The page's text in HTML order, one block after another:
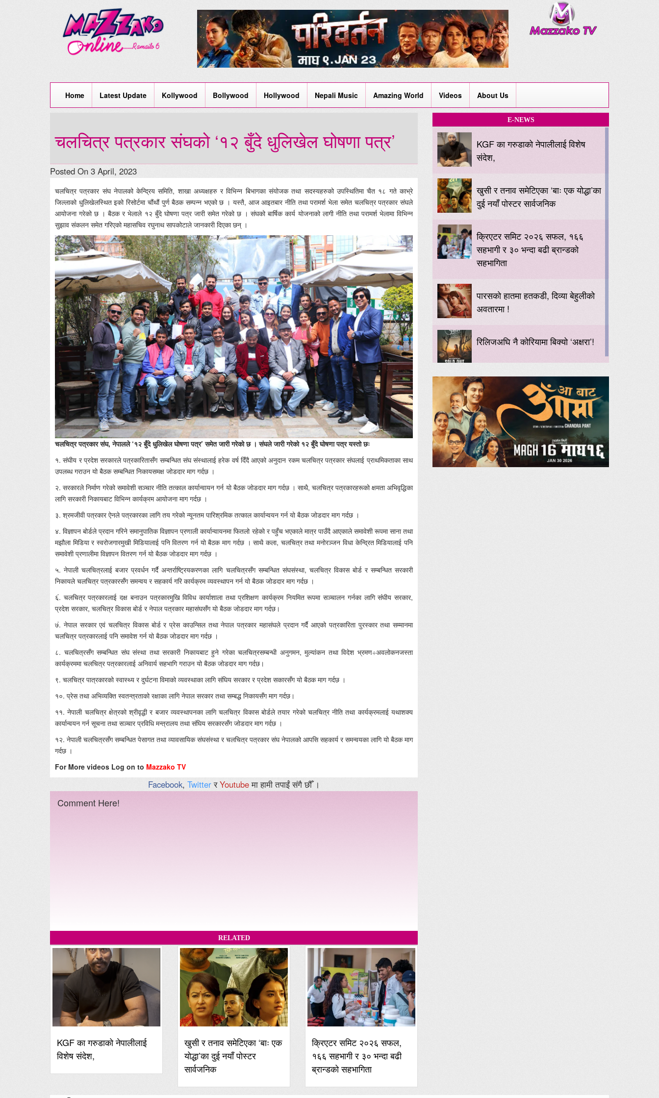
Home Latest Update Kollywood Bollywood Hollywood Nepali Music Amazing World Videos About Us
चलचित्र पत्रकार संघको ‘१२ बुँदे धुलिखेल घोषणा पत्र’
Posted On 3 April, 2023
चलचित्र पत्रकार संघ नेपालको केन्द्रिय समिति, शाखा अध्यक्षहरु र विभिन्न बिभागका संयोजक तथा सदस्यहरुको उपस्थितिमा चैत १८ गते काभ्रे
जिल्लाको धुलिखेलस्थित इको रिसोर्टमा चौंथौं पुर्ण बैठक सम्पन्न भएको छ । यस्तै, आज आइतबार नीति तथा परामर्श भेला समेत चलचित्र पत्रकार संघले
आयोजना गरेको छ । बैठक र भेलाले १२ बुँदे घोषणा पत्र जारी समेत गरेको छ । संघको बार्षिक कार्य योजनाको लागी नीति तथा परामर्श भेलामा विभिन्न
सुझाव संकलन समेत गरिएको महासचिव रघुनाथ सापकोटाले जानकारी दिएका छन् ।
चलचित्र पत्रकार संघ, नेपालले ‘१२ बुँदे धुलिखेल घोषणा पत्र’ समेत जारी गरेको छ । संघले जारी गरेको १२ बुँदे घोषणा पत्र यस्तो छः
१. संघीय र प्रदेश सरकारले पत्रकारितासँग सम्बन्धित संघ संस्थालाई हरेक वर्ष दिँदै आएको अनुदान रकम चलचित्र पत्रकार संघलाई प्राथमिकताका साथ
उपलब्ध गराउन यो बैठक सम्बन्धित निकायसमक्ष जोडदार माग गर्दछ ।
२. सरकारले निर्माण गरेको समावेशी सञ्चार नीति तत्काल कार्यान्वायन गर्न यो बैठक जोडदार माग गर्दछ । साथै, चलचित्र पत्रकारहरूको क्षमता अभिवृद्धिका
लागि सरकारी निकायबाट विभिन्न कार्यक्रम आयोजना माग गर्दछ ।
३. श्रमजीवी पत्रकार ऐनले पत्रकारका लागि तय गरेको न्यूनतम पारिश्रमिक तत्काल कार्यान्वयन गर्न यो बैठक जोडदार माग गर्दछ ।
४. विज्ञापन बोर्डले प्रदान गरिने समानुपातिक विज्ञापन प्रणाली कार्यान्वायनमा फितलो रहेको र पहुँच भएकाले मात्र पाउँदै आएकाले समावेशी रूपमा साना तथा
मझौला मिडिया र स्वरोजगारमुखी मिडियालाई पनि वितरण गर्न यो बैठक माग गर्दछ । साथै कला, चलचित्र तथा मनोरञ्जन विधा केन्द्रित मिडियालाई पनि
समावेशी प्रणालीमा विज्ञापन वितरण गर्न यो बैठक जोडदार माग गर्दछ ।
५. नेपाली चलचित्रलाई बजार प्रवर्धन गर्दै अन्तर्राष्ट्रियकरणका लागि चलचित्रसँग सम्बन्धित संघसंस्था, चलचित्र विकास बोर्ड र सम्बन्धित सरकारी
निकायले चलचित्र पत्रकारसँग समन्वय र सहकार्य गरि कार्यक्रम व्यवस्थापन गर्न यो बैठक जोडदार माग गर्दछ ।
६ं. चलचित्र पत्रकारलाई दक्ष बनाउन पत्रकारमुखि विविध कार्याशाला तथा प्रशिक्षण कार्यक्रम नियमित रूपमा सञ्चालन गर्नका लागि संंघीय सरकार,
प्रदेश सरकार, चलचित्र विकास बोर्ड र नेपाल पत्रकार महासंघसँग यो बैठक जोडदार माग गर्दछ।
७ं. नेपाल सरकार एवं चलचित्र विकास बोर्ड र प्रेस काउन्सिल तथा नेपाल पत्रकार महासंघले प्रदान गर्दै आएको पत्रकारिता पुरस्कार तथा सम्मानमा
चलचित्र पत्रकारलाई पनि समावेश गर्न यो बैठक जोडदार माग गर्दछ ।
८. चलचित्रसँग सम्बन्धित संघ संस्था तथा सरकारी निकायबाट हुने गरेका चलचित्रसम्बन्धी अनुगमन, मुल्यांकन तथा विदेश भ्रमण÷अवलोकनजस्ता
कार्यक्रममा चलचित्र पत्रकारलाई अनिवार्य सहभागि गराउन यो बैठक जोडदार माग गर्दछ।
९. चलचित्र पात्रकारको स्वास्थ्य र दुर्घटना विमाको व्यवस्थाका लागि संघिय सरकार र प्रदेश सकारसँग यो बैठक माग गर्दछ ।
१०. प्रेस तथा अभिव्यक्ति स्वतन्त्रताको रक्षाका लागि नेपाल सरकार तथा सम्बद्ध निकायसँग माग गर्दछ।
११. नेपाली चलचित्र क्षेत्रको श्रीवृद्धी र बजार व्यवस्थापनका लागि चलचित्र विकास बोर्डले तयार गरेको चलचित्र नीति तथा कार्यक्रमलाई यथाशक्य
कार्यान्वयन गर्न सूचना तथा सञ्चार प्रविधि मन्त्रालय तथा संघिय सरकारसँग जोडदार माग गर्दछ ।
१२. नेपाली चलचित्रसँग सम्बन्धित पेसागत तथा व्यावसायिक संघसंस्था र चलचित्र पत्रकार संघ नेपालको आपसि सहकार्य र समन्वयका लागि यो बैठक माग
गर्दछ ।
For More videos Log on to Mazzako TV
Facebook, TwitterरYoutubeमा हामी तपाईं संगै छौँ ।
Comment Here!
RELATED
KGF का गरुडाको नेपालीलाई
विशेष संदेश,
खुसी र तनाव समेटिएका ‘बाः एक
योद्धा’का दुई नयाँ पोस्टर
सार्वजनिक
क्रिएटर समिट २०२६ सफल,
१६६ सहभागी र ३० भन्दा बढी
ब्रान्डको सहभागिता
E-NEWS
KGF का गरुडाको नेपालीलाई विशेष
संदेश,
खुसी र तनाव समेटिएका ‘बाः एक योद्धा’का
दुई नयाँ पोस्टर सार्वजनिक
क्रिएटर समिट २०२६ सफल, १६६
सहभागी र ३० भन्दा बढी ब्रान्डको
सहभागिता
पारसको हातमा हतकडी, दिव्या बेहुलीको
अवतारमा !
रिलिजअघि नै कोरियामा बिक्यो ‘अक्षरा’!